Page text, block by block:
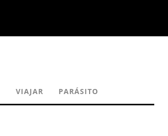
VIAJAR PARÁSITO